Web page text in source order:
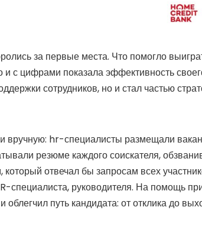
за первые места. Что помогло
с цифрами показала эффективность
сотрудников, но и стал частью
hr-специалисты размещали
резюме каждого соискателя,
отвечал бы запросам всех
специалиста, руководителя. На помощь
путь кандидата: от отклика до